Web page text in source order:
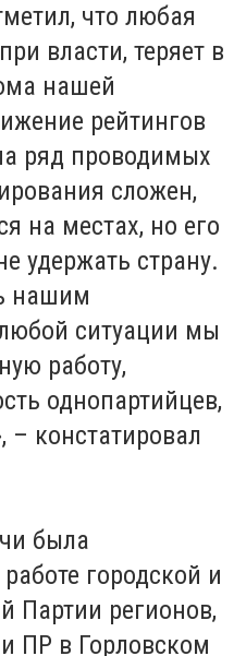
что любая
власти, теряет в
нашей
рейтингов
ряд проводимых
сложен,
на местах, но его
удержать страну.
нашим
ситуации мы
работу,
однопартийцев,
– констатировал
была
городской и
Партии регионов,
ПР в Горловском